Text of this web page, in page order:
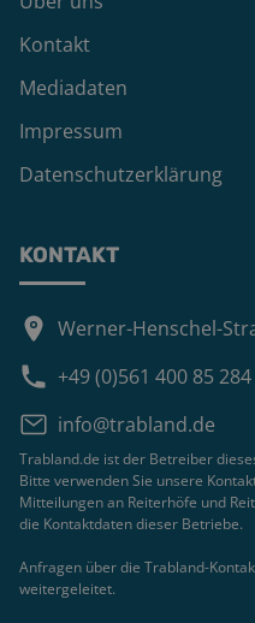
Kontakt
Mediadaten
Impressum
Datenschutzerklärung
KONTAKT
Werner-Henschel-
+49 (0)561 400 85 284
info@trabland.de
Trabland.de ist der Betreiber
Bitte verwenden Sie unsere
Mitteilungen an Reiterhöfe und
die Kontaktdaten dieser Betriebe.
Anfragen über die Trabland-
weitergeleitet.